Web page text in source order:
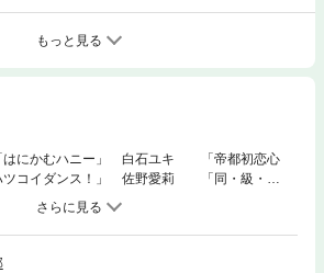
もっと見る
にかむハニー」 白石ユキ 「帝都初恋心
コイダンス！」 佐野愛莉 「同・級・
ョコレート・ヴァンパイア」 くまがい杏
メンパンダ」 ナオダツボコ 【番外編】
ない」 水瀬藍 「ワケあって昨日うばわれま
回】 「源氏物語～愛と罪と～」 森猫まり